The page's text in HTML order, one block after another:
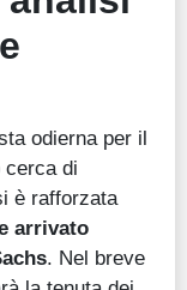
odierna per il
cerca di
è rafforzata
arrivato
. Nel breve